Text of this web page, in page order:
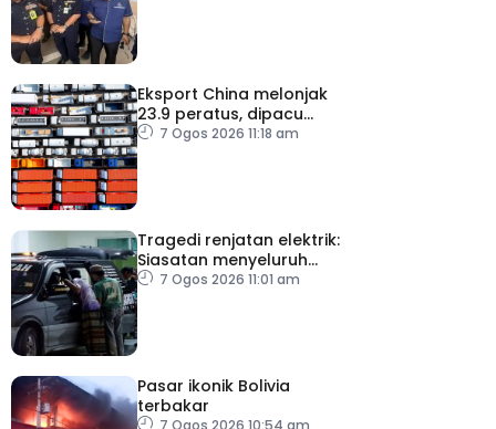
Eksport China melonjak
23.9 peratus, dipacu
permintaan teknologi AI
7 Ogos 2026 11:18 am
Tragedi renjatan elektrik:
Siasatan menyeluruh
dijalankan
7 Ogos 2026 11:01 am
Pasar ikonik Bolivia
terbakar
7 Ogos 2026 10:54 am